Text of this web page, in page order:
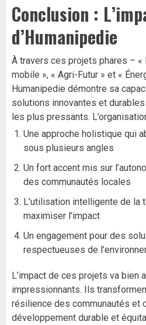
Conclusion :
d’Humanipedie
À travers ces projets phares – «
mobile », « Agri-Futur » et «
Humanipedie démontre sa
solutions innovantes et
les plus pressants.
Une approche holistique qui
sous plusieurs angles
Un fort accent mis sur
des communautés locales
L’utilisation intelligente de la
maximiser l’impact
Un engagement pour des
respectueuses de
L’impact de ces projets va bien
impressionnants. Ils
résilience des communautés et
développement durable et